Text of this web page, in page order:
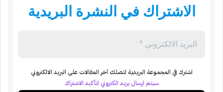
الاشتراك في النشرة البريدية
اشترك في المجموعة البريدية لتصلك آخر المقالات على البريد الالكتروني
سيتم ارسال بريد الكتروني لتأكيد الاشتراك